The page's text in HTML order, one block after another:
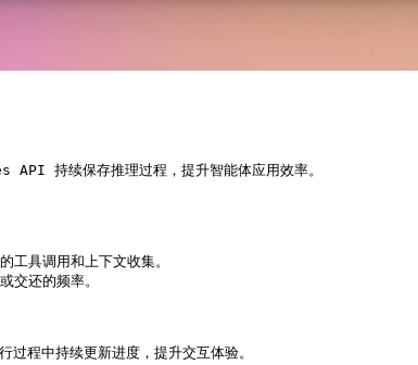
API 持续保存推理过程，提升智能体应用效率。
具调用和上下文收集。
还的频率。
程中持续更新进度，提升交互体验。